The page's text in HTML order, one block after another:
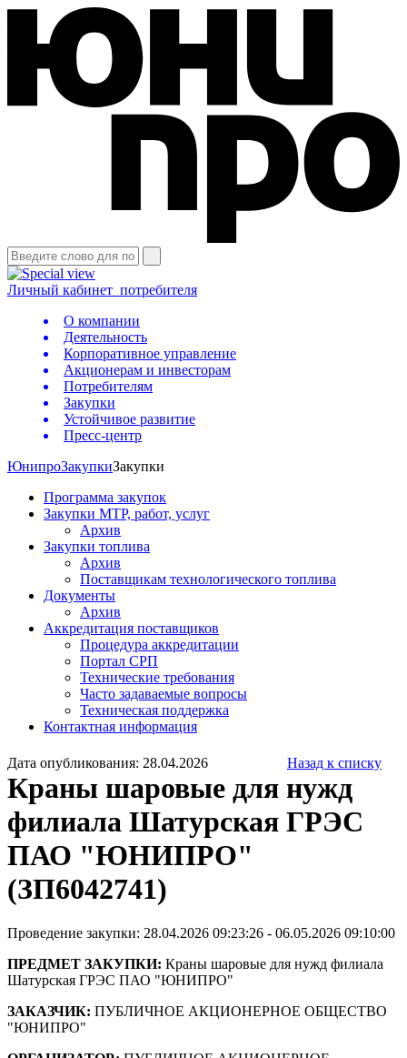
Личный кабинет потребителя
О компании
Деятельность
Корпоративное управление
Акционерам и инвесторам
Потребителям
Закупки
Устойчивое развитие
Пресс-центр
ЮнипроЗакупкиЗакупки
Программа закупок
Закупки МТР, работ, услуг
Архив
Закупки топлива
Архив
Поставщикам технологического топлива
Документы
Архив
Аккредитация поставщиков
Процедура аккредитации
Портал СРП
Технические требования
Часто задаваемые вопросы
Техническая поддержка
Контактная информация
Дата опубликования: 28.04.2026 Назад к списку
Краны шаровые для нужд
филиала Шатурская ГРЭС
ПАО "ЮНИПРО"
(ЗП6042741)
Проведение закупки: 28.04.2026 09:23:26 - 06.05.2026 09:10:00
ПРЕДМЕТ ЗАКУПКИ: Краны шаровые для нужд филиала
Шатурская ГРЭС ПАО "ЮНИПРО"
ЗАКАЗЧИК: ПУБЛИЧНОЕ АКЦИОНЕРНОЕ ОБЩЕСТВО
"ЮНИПРО"